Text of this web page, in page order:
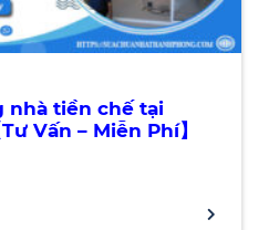
nhà tiền chế tại
Vấn – Miễn Phí】